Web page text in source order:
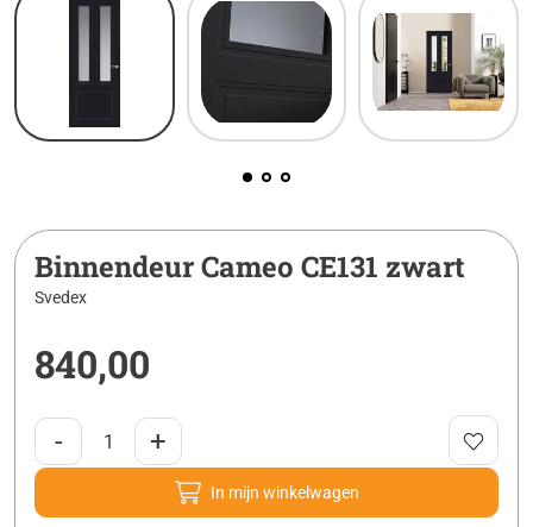
Binnendeur Cameo CE131 zwart
Svedex
840,00
- +
In mijn winkelwagen